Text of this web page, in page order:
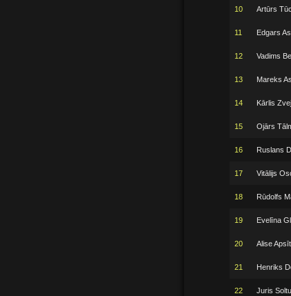
10 Artūrs
11 Edgars
12 Vadims
13 Mareks
14 Kārlis
15 Ojārs
16 Ruslans
17 Vitālijs
18 Rūdolfs
19 Evelīna
20 Alise
21 Henriks
22 Juris